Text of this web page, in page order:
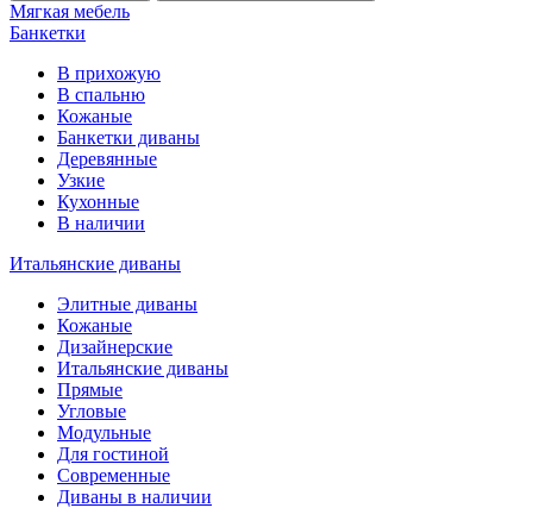
Мягкая мебель
Банкетки
В прихожую
В спальню
Кожаные
Банкетки диваны
Деревянные
Узкие
Кухонные
В наличии
Итальянские диваны
Элитные диваны
Кожаные
Дизайнерские
Итальянские диваны
Прямые
Угловые
Модульные
Для гостиной
Современные
Диваны в наличии